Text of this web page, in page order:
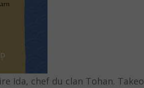
Ida, chef du clan Tohan. Takeo